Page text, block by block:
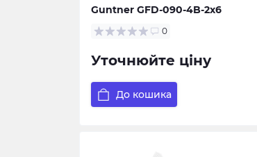
Guntner GFD-090-4B-2x6
0
Уточнюйте ціну
До кошика